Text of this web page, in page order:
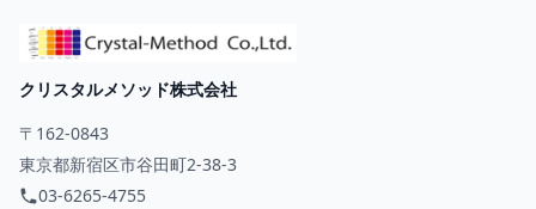
クリスタルメソッド株式会社
〒162-0843
東京都新宿区市谷田町2-38-3
03-6265-4755